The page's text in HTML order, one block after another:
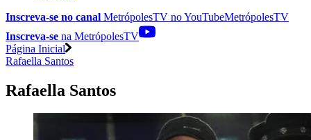
Inscreva-se no canal MetrópolesTV noYouTubeMetrópolesTV
Inscreva-se na MetrópolesTV
Página Inicial
Rafaella Santos
Rafaella Santos